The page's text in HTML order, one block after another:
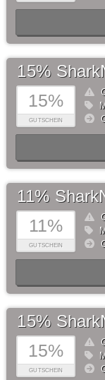
15%
GUTSCHEIN
15%
11%
GUTSCHEIN
11%
15%
GUTSCHEIN
15%